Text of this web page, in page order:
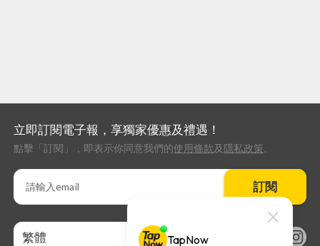
立即訂閱電子報，享獨家優惠及禮遇！
點擊「訂閱」，即表示你同意我們的使用條款及 隱私政策。
訂閱
繁體